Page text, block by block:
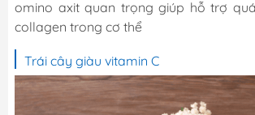
omino axit quan trọng giúp hỗ trợ
collagen trong cơ thể
Trái cây giàu vitamin C